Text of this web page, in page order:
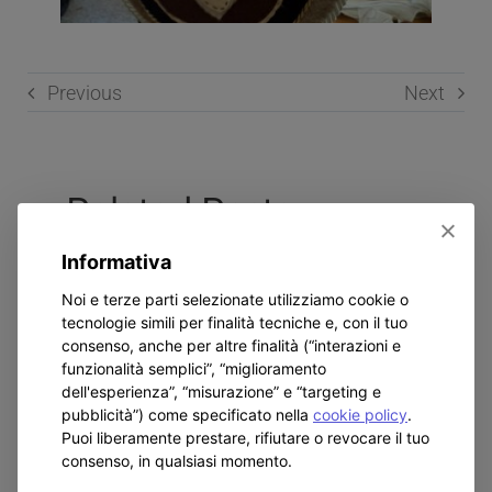
Previous Next
Related Posts
Don
Bosco
Visita del
nuovo
Informativa
Noi e terze parti selezionate utilizziamo cookie o
tecnologie simili per finalità tecniche e, con il tuo
consenso, anche per altre finalità (“interazioni e
funzionalità semplici”, “miglioramento
dell'esperienza”, “misurazione” e “targeting e
pubblicità”) come specificato nella cookie policy.
Puoi liberamente prestare, rifiutare o revocare il tuo
consenso, in qualsiasi momento.